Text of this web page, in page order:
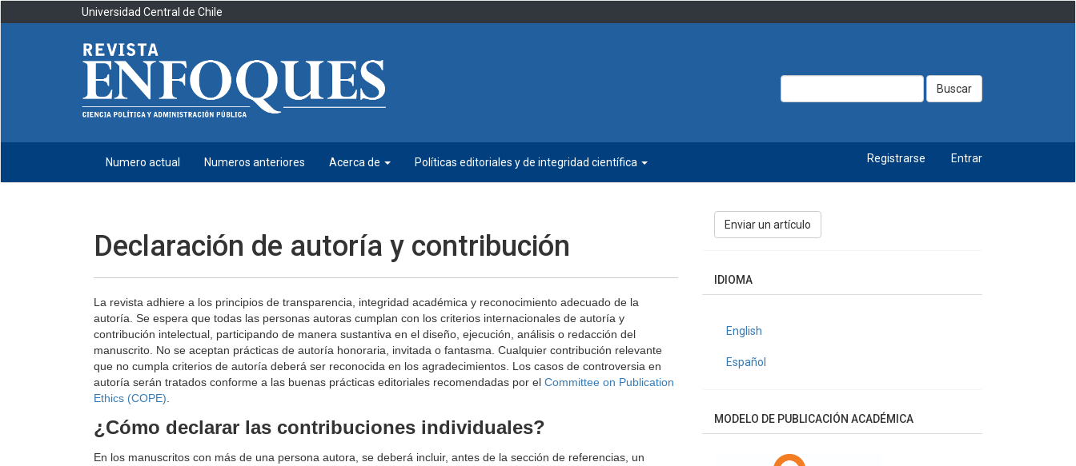
Navegación
principal
Universidad Central de Chile
Buscar
Numero actual Numeros anteriores Acerca de Políticas editoriales y de integridad científica Registrarse Entrar
Declaración de autoría y contribución
La revista adhiere a los principios de transparencia, integridad académica y reconocimiento adecuado de la
autoría. Se espera que todas las personas autoras cumplan con los criterios internacionales de autoría y
contribución intelectual, participando de manera sustantiva en el diseño, ejecución, análisis o redacción del
manuscrito. No se aceptan prácticas de autoría honoraria, invitada o fantasma. Cualquier contribución relevante
que no cumpla criterios de autoría deberá ser reconocida en los agradecimientos. Los casos de controversia en
autoría serán tratados conforme a las buenas prácticas editoriales recomendadas por el Committee on Publication
Ethics (COPE)
¿Cómo declarar las contribuciones individuales?
En los manuscritos con más de una persona autora, se deberá incluir, antes de la sección de referencias, un
Enviar
unEnviar un artículo
IDIOMA
English
Español
MODELO DE PUBLICACIÓN ACADÉMICA